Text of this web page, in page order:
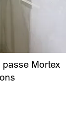
passe Mortex